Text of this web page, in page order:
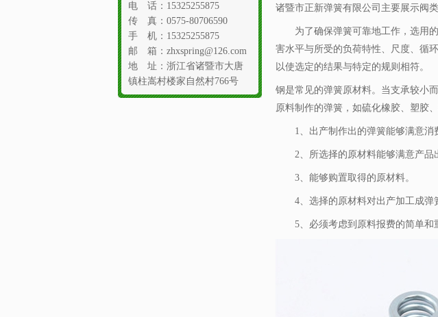
电 话：15325255875
传 真：0575-80706590
手 机：15325255875
邮 箱：zhxspring@126.com
地 址：浙江省诸暨市大唐
镇柱嵩村楼家自然村766号
诸暨市正新弹簧有限公司主要展示阀
为了确保弹簧可靠地工作，选用的
害水平与所受的负荷特性、尺度、循
以使选定的结果与特定的规则相符。
钢是常见的弹簧原材料。当支承较小
原料制作的弹簧，如硫化橡胶、塑胶
1、出产制作出的弹簧能够满意消
2、所选择的原材料能够满意产品
3、能够购置取得的原材料。
4、选择的原材料对出产加工成弹
5、必须考虑到原料报费的简单和